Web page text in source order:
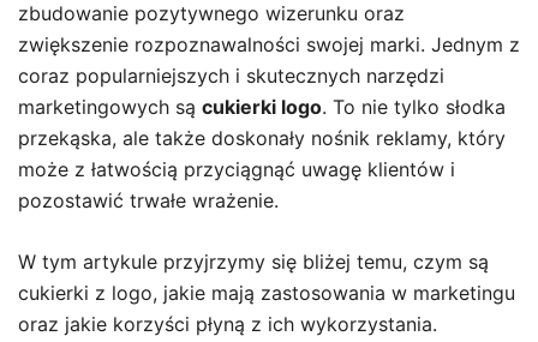
zbudowanie pozytywnego wizerunku oraz
zwiększenie rozpoznawalności swojej marki. Jednym z
coraz popularniejszych i skutecznych narzędzi
marketingowych są cukierki logo. To nie tylko słodka
przekąska, ale także doskonały nośnik reklamy, który
może z łatwością przyciągnąć uwagę klientów i
pozostawić trwałe wrażenie.
W tym artykule przyjrzymy się bliżej temu, czym są
cukierki z logo, jakie mają zastosowania w marketingu
oraz jakie korzyści płyną z ich wykorzystania.